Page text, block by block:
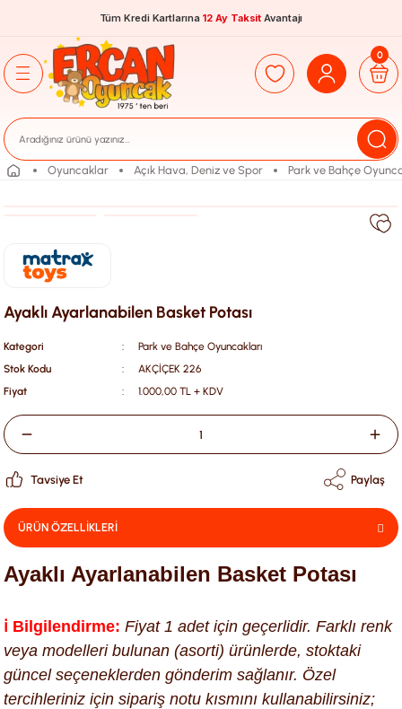
Tüm Kredi Kartlarına 12 Ay Taksit Avantajı
0
Oyuncaklar Açık Hava, Deniz ve Spor Park ve Bahçe
Ayaklı Ayarlanabilen Basket Potası
Kategori
Park ve Bahçe Oyuncakları
Stok Kodu
AKÇİÇEK 226
Fiyat
1.000,00 TL + KDV
Tavsiye Et Paylaş
ÜRÜN ÖZELLİKLERİ
Ayaklı Ayarlanabilen Basket Potası
ℹ️ Bilgilendirme: Fiyat 1 adet için geçerlidir. Farklı renk
veya modelleri bulunan (asorti) ürünlerde, stoktaki
güncel seçeneklerden gönderim sağlanır. Özel
tercihleriniz için sipariş notu kısmını kullanabilirsiniz;